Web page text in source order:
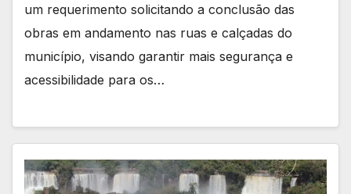
um requerimento solicitando a conclusão das
obras em andamento nas ruas e calçadas do
município, visando garantir mais segurança e
acessibilidade para os…